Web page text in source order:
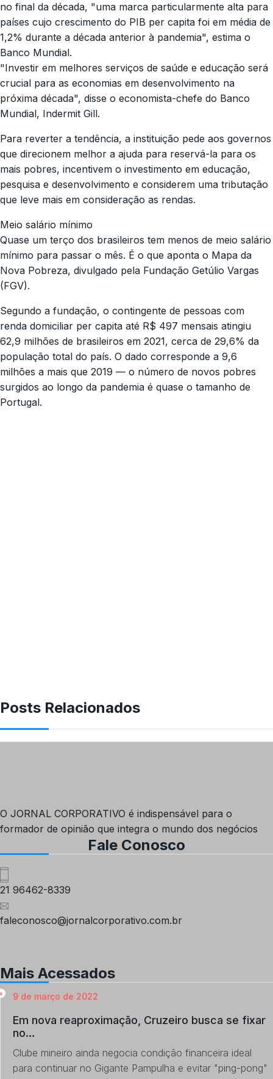
no final da década, "uma marca particularmente alta para
países cujo crescimento do PIB per capita foi em média de
1,2% durante a década anterior à pandemia", estima o
Banco Mundial.
"Investir em melhores serviços de saúde e educação será
crucial para as economias em desenvolvimento na
próxima década", disse o economista-chefe do Banco
Mundial, Indermit Gill.
Para reverter a tendência, a instituição pede aos governos
que direcionem melhor a ajuda para reservá-la para os
mais pobres, incentivem o investimento em educação,
pesquisa e desenvolvimento e considerem uma tributação
que leve mais em consideração as rendas.
Meio salário mínimo
Quase um terço dos brasileiros tem menos de meio salário
mínimo para passar o mês. É o que aponta o Mapa da
Nova Pobreza, divulgado pela Fundação Getúlio Vargas
(FGV).
Segundo a fundação, o contingente de pessoas com
renda domiciliar per capita até R$ 497 mensais atingiu
62,9 milhões de brasileiros em 2021, cerca de 29,6% da
população total do país. O dado corresponde a 9,6
milhões a mais que 2019 — o número de novos pobres
surgidos ao longo da pandemia é quase o tamanho de
Portugal.
Posts Relacionados
O JORNAL CORPORATIVO é indispensável para o
formador de opinião que integra o mundo dos negócios
Fale Conosco
21 96462-8339
faleconosco@jornalcorporativo.com.br
Mais Acessados
9 de março de 2022
Em nova reaproximação, Cruzeiro busca se fixar
no…
Clube mineiro ainda negocia condição financeira ideal
para continuar no Gigante Pampulha e evitar "ping-pong"